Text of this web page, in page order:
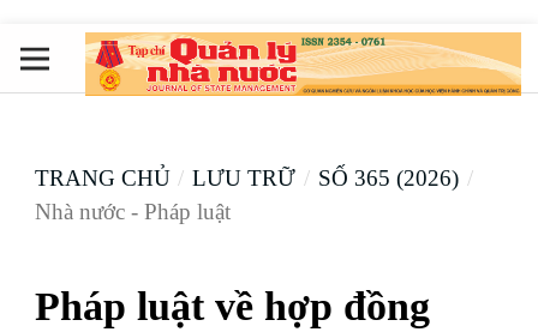
TRANG CHỦ / LƯU TRỮ / SỐ 365 (2026) /
Nhà nước - Pháp luật
Pháp luật về hợp đồng